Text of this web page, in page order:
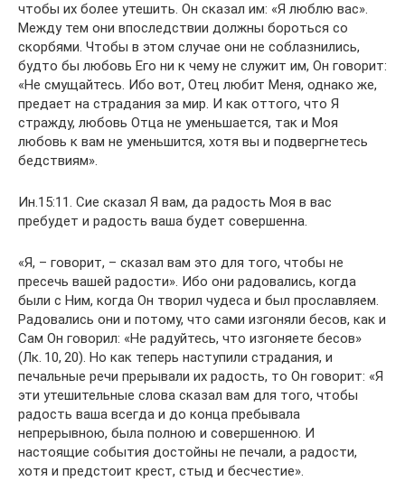
чтобы их более утешить. Он сказал им: «Я люблю вас».
Между тем они впоследствии должны бороться со
скорбями. Чтобы в этом случае они не соблазнились,
будто бы любовь Его ни к чему не служит им, Он говорит:
«Не смущайтесь. Ибо вот, Отец любит Меня, однако же,
предает на страдания за мир. И как оттого, что Я
стражду, любовь Отца не уменьшается, так и Моя
любовь к вам не уменьшится, хотя вы и подвергнетесь
бедствиям».
Ин.15:11. Сие сказал Я вам, да радость Моя в вас
пребудет и радость ваша будет совершенна.
«Я, – говорит, – сказал вам это для того, чтобы не
пресечь вашей радости». Ибо они радовались, когда
были с Ним, когда Он творил чудеса и был прославляем.
Радовались они и потому, что сами изгоняли бесов, как и
Сам Он говорил: «Не радуйтесь, что изгоняете бесов»
(Лк. 10, 20). Но как теперь наступили страдания, и
печальные речи прерывали их радость, то Он говорит: «Я
эти утешительные слова сказал вам для того, чтобы
радость ваша всегда и до конца пребывала
непрерывною, была полною и совершенною. И
настоящие события достойны не печали, а радости,
хотя и предстоит крест, стыд и бесчестие».